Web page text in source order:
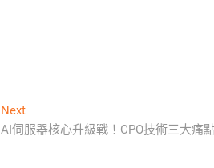
NextNext
post:
AI伺服器核心升級戰！CPO技術三大痛